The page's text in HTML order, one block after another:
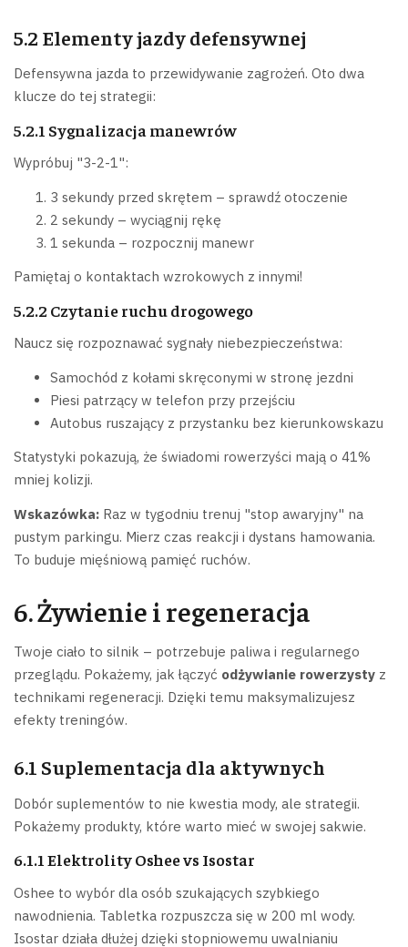
5.2 Elementy jazdy defensywnej
Defensywna jazda to przewidywanie zagrożeń. Oto dwa
klucze do tej strategii:
5.2.1 Sygnalizacja manewrów
Wypróbuj "3-2-1":
3 sekundy przed skrętem – sprawdź otoczenie
2 sekundy – wyciągnij rękę
1 sekunda – rozpocznij manewr
Pamiętaj o kontaktach wzrokowych z innymi!
5.2.2 Czytanie ruchu drogowego
Naucz się rozpoznawać sygnały niebezpieczeństwa:
Samochód z kołami skręconymi w stronę jezdni
Piesi patrzący w telefon przy przejściu
Autobus ruszający z przystanku bez kierunkowskazu
Statystyki pokazują, że świadomi rowerzyści mają o 41%
mniej kolizji.
Wskazówka: Raz w tygodniu trenuj "stop awaryjny" na
pustym parkingu. Mierz czas reakcji i dystans hamowania.
To buduje mięśniową pamięć ruchów.
6. Żywienie i regeneracja
Twoje ciało to silnik – potrzebuje paliwa i regularnego
przeglądu. Pokażemy, jak łączyć odżywianie rowerzysty z
technikami regeneracji. Dzięki temu maksymalizujesz
efekty treningów.
6.1 Suplementacja dla aktywnych
Dobór suplementów to nie kwestia mody, ale strategii.
Pokażemy produkty, które warto mieć w swojej sakwie.
6.1.1 Elektrolity Oshee vs Isostar
Oshee to wybór dla osób szukających szybkiego
nawodnienia. Tabletka rozpuszcza się w 200 ml wody.
Isostar działa dłużej dzięki stopniowemu uwalnianiu